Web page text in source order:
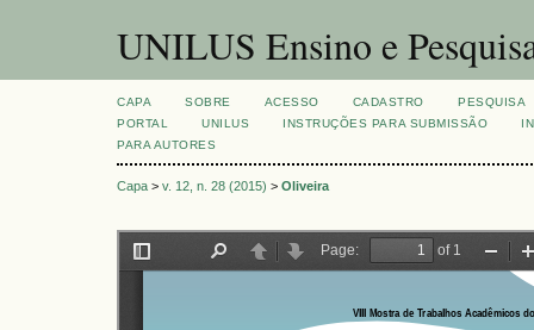
UNILUS Ensino e
CAPA SOBRE ACESSO CADASTRO
PESQUISA
PORTAL
UNILUS INSTRUÇÕES PARA SUBMISSÃO
PARA AUTORES
Capa > v. 12, n. 28 (2015) > Oliveira